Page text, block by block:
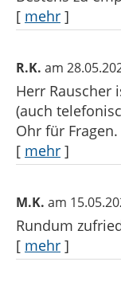
[ mehr ]
R.K. am
Herr Rauscher
(auch
Ohr für Fragen.
[ mehr ]
M.K. am
Rundum
[ mehr ]